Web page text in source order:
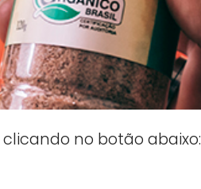
clicando no botão abaixo: